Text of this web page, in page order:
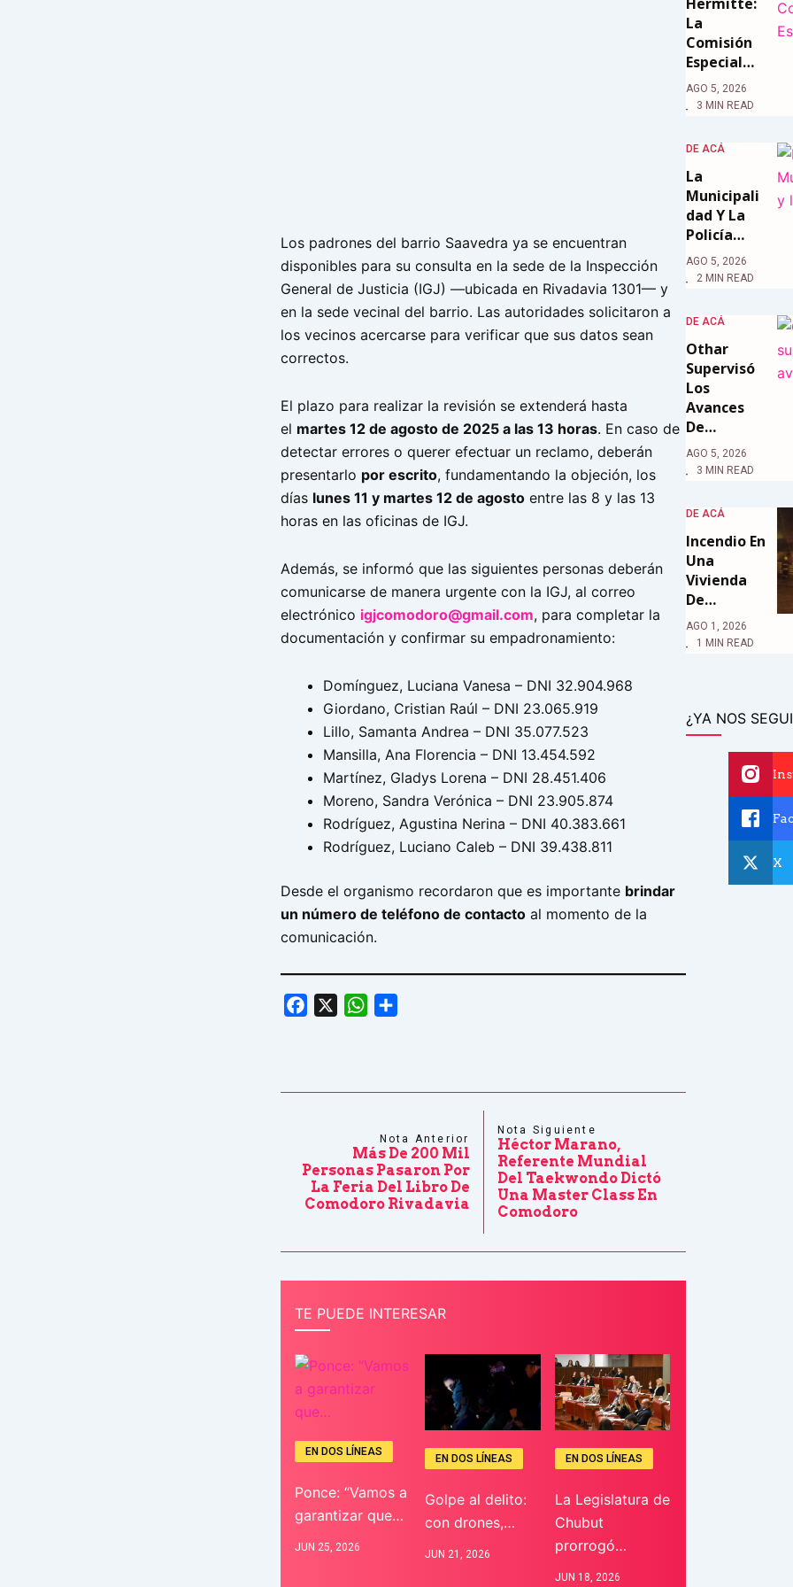
Los padrones del barrio Saavedra ya se encuentran
disponibles para su consulta en la sede de la Inspección
General de Justicia (IGJ) —ubicada en Rivadavia 1301— y
en la sede vecinal del barrio. Las autoridades solicitaron a
los vecinos acercarse para verificar que sus datos sean
correctos.
El plazo para realizar la revisión se extenderá hasta
el martes 12 de agosto de 2025 a las 13 horas. En caso de
detectar errores o querer efectuar un reclamo, deberán
presentarlo por escrito, fundamentando la objeción, los
días lunes 11 y martes 12 de agosto entre las 8 y las 13
horas en las oficinas de IGJ.
Además, se informó que las siguientes personas deberán
comunicarse de manera urgente con la IGJ, al correo
electrónico igjcomodoro@gmail.com, para completar la
documentación y confirmar su empadronamiento:
Domínguez, Luciana Vanesa – DNI 32.904.968
Giordano, Cristian Raúl – DNI 23.065.919
Lillo, Samanta Andrea – DNI 35.077.523
Mansilla, Ana Florencia – DNI 13.454.592
Martínez, Gladys Lorena – DNI 28.451.406
Moreno, Sandra Verónica – DNI 23.905.874
Rodríguez, Agustina Nerina – DNI 40.383.661
Rodríguez, Luciano Caleb – DNI 39.438.811
Desde el organismo recordaron que es importante brindar
un número de teléfono de contacto al momento de la
comunicación.
Facebook WhatsApp
Nota Anterior
Más De 200 Mil
Personas Pasaron Por
La Feria Del Libro De
Comodoro Rivadavia
Nota Siguiente
Héctor Marano,
Referente Mundial
Del Taekwondo Dictó
Una Master Class En
Comodoro
TE PUEDE INTERESAR
EN DOS LÍNEAS
Ponce: “Vamos a
garantizar que…
JUN 25, 2026
EN DOS LÍNEAS
Golpe al delito:
con drones,…
JUN 21, 2026
EN DOS LÍNEAS
La Legislatura de
Chubut
prorrogó…
JUN 18, 2026
La
Comisión
Especial…
AGO 5, 2026
3 MIN READ
DE ACÁ
La
Municipali
Dad Y La
Policía…
AGO 5, 2026
2 MIN READ
DE ACÁ
Othar
Supervisó
Los
Avances
De…
AGO 5, 2026
3 MIN READ
DE ACÁ
Incendio En
Una
Vivienda
De…
AGO 1, 2026
1 MIN READ
¿YA NOS
X